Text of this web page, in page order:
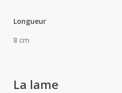
Longueur
8 cm
La lame